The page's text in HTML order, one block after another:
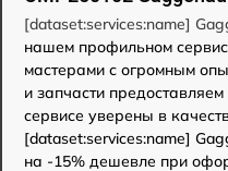
[dataset:services:name]
нашем профильном
мастерами с огромным
и запчасти
сервисе уверены в
[dataset:services:name]
на -15% дешевле при